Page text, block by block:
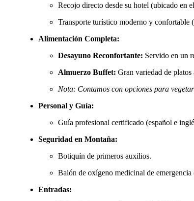
Recojo directo desde su hotel (ubicado en
Transporte turístico moderno y confortable
Alimentación Completa:
Desayuno Reconfortante: Servido en un
Almuerzo Buffet: Gran variedad de
Nota: Contamos con opciones para
Personal y Guía:
Guía profesional certificado (español e
Seguridad en Montaña:
Botiquín de primeros auxilios.
Balón de oxígeno medicinal de
Entradas: